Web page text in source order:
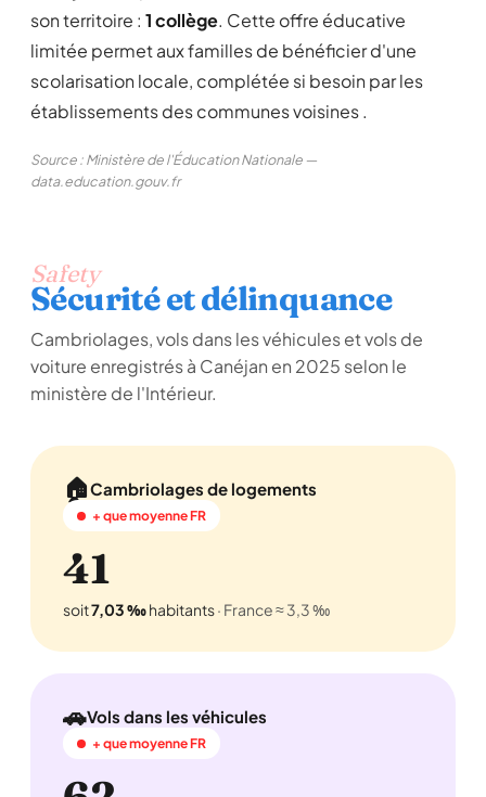
son territoire : 1 collège. Cette offre éducative
limitée permet aux familles de bénéficier d'une
scolarisation locale, complétée si besoin par les
établissements des communes voisines .
Source : Ministère de l'Éducation Nationale —
data.education.gouv.fr
Safety
Sécurité et délinquance
Cambriolages, vols dans les véhicules et vols de
voiture enregistrés à Canéjan en 2025 selon le
ministère de l'Intérieur.
🏠Cambriolages de logements
+ que moyenne FR
41
soit7,03 ‰habitants· France ≈ 3,3 ‰
🚗Vols dans les véhicules
+ que moyenne FR